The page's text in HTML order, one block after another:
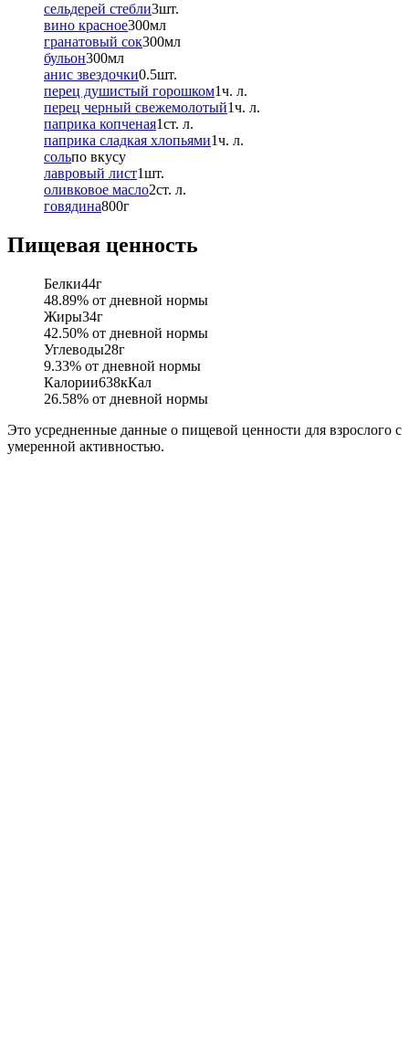
сельдерей стебли3шт.
вино красное300мл
гранатовый сок300мл
бульон300мл
анис звездочки0.5шт.
перец душистый горошком1ч. л.
перец черный свежемолотый1ч. л.
паприка копченая1ст. л.
паприка сладкая хлопьями1ч. л.
сольпо вкусу
лавровый лист1шт.
оливковое масло2ст. л.
говядина800г
Пищевая ценность
Белки44г
48.89% от дневной нормы
Жиры34г
42.50% от дневной нормы
Углеводы28г
9.33% от дневной нормы
Калории638кКал
26.58% от дневной нормы
Это усредненные данные о пищевой ценности для взрослого с
умеренной активностью.